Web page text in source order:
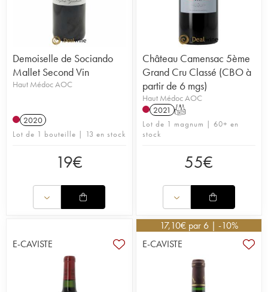
Demoiselle de Sociando
Mallet Second Vin
Haut Médoc AOC
2020
Lot de 1 bouteille | 13 en stock
19€
Château Camensac 5ème
Grand Cru Classé (CBO à
partir de 6 mgs)
Haut Médoc AOC
2021 T
Lot de 1 magnum | 60+ en
stock
55€
E-CAVISTE
17,10€ par 6 | -10%
E-CAVISTE